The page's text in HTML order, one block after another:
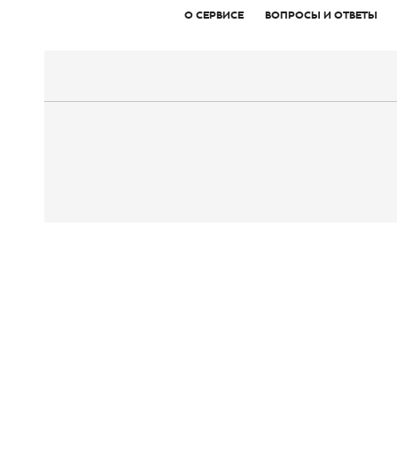
О СЕРВИСЕ ВОПРОСЫ И ОТВЕТЫ